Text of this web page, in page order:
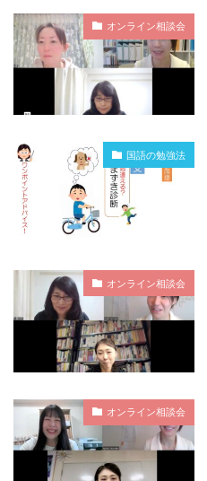
オンライン相談会
国語の勉強法
オンライン相談会
オンライン相談会